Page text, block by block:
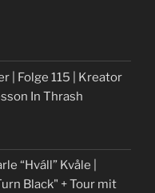
| Folge 115 | Kreator
In Thrash
“Hváll” Kvåle |
Black" + Tour mit